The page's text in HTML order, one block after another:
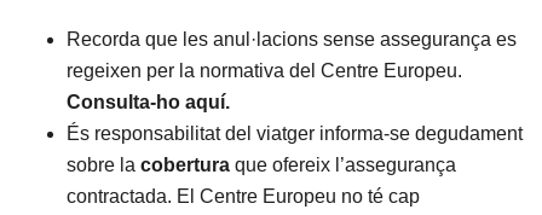
Recorda que les anul·lacions sense assegurança es
regeixen per la normativa del Centre Europeu.
Consulta-ho aquí.
És responsabilitat del viatger informa-se degudament
sobre la cobertura que ofereix l’assegurança
contractada. El Centre Europeu no té cap